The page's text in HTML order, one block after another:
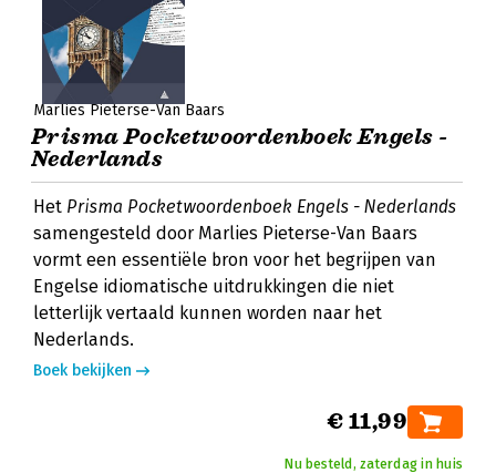
Marlies Pieterse-Van Baars
Prisma Pocketwoordenboek Engels -
Nederlands
Het Prisma Pocketwoordenboek Engels - Nederlands
samengesteld door Marlies Pieterse-Van Baars
vormt een essentiële bron voor het begrijpen van
Engelse idiomatische uitdrukkingen die niet
letterlijk vertaald kunnen worden naar het
Nederlands.
Boek bekijken
€ 11,99
Nu besteld, zaterdag in huis